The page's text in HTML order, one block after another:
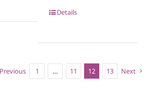
Details
Previous 1 … 11 12 13 Next